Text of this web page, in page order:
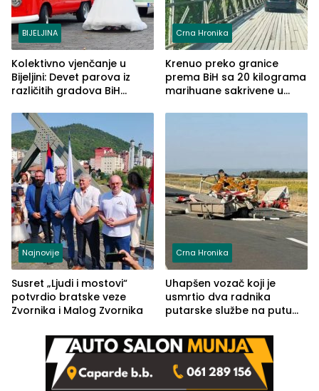
BIJELJINA
Kolektivno vjenčanje u
Bijeljini: Devet parova iz
različitih gradova BiH
Crna Hronika
Krenuo preko granice
prema BiH sa 20 kilograma
marihuane sakrivene u
Najnovije
Susret „Ljudi i mostovi“
potvrdio bratske veze
Zvornika i Malog Zvornika
Crna Hronika
Uhapšen vozač koji je
usmrtio dva radnika
putarske službe na putu
(FOTO)